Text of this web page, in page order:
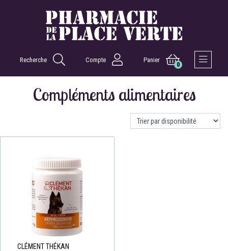
Recherche Compte Panier
0
Compléments alimentaires
CLÉMENT THÉKAN